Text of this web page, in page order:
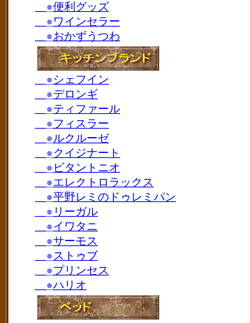
●便利グッズ
●ワインセラー
●おかずうつわ
●シェフイン
●デロンギ
●ティファール
●フィスラー
●ルクルーゼ
●クイジナート
● ビタントニオ
●エレクトロラックス
●平野レミのドゥレミパン
● リーガル
●イワタニ
●サーモス
●ストゥブ
●プリンセス
●ハリオ